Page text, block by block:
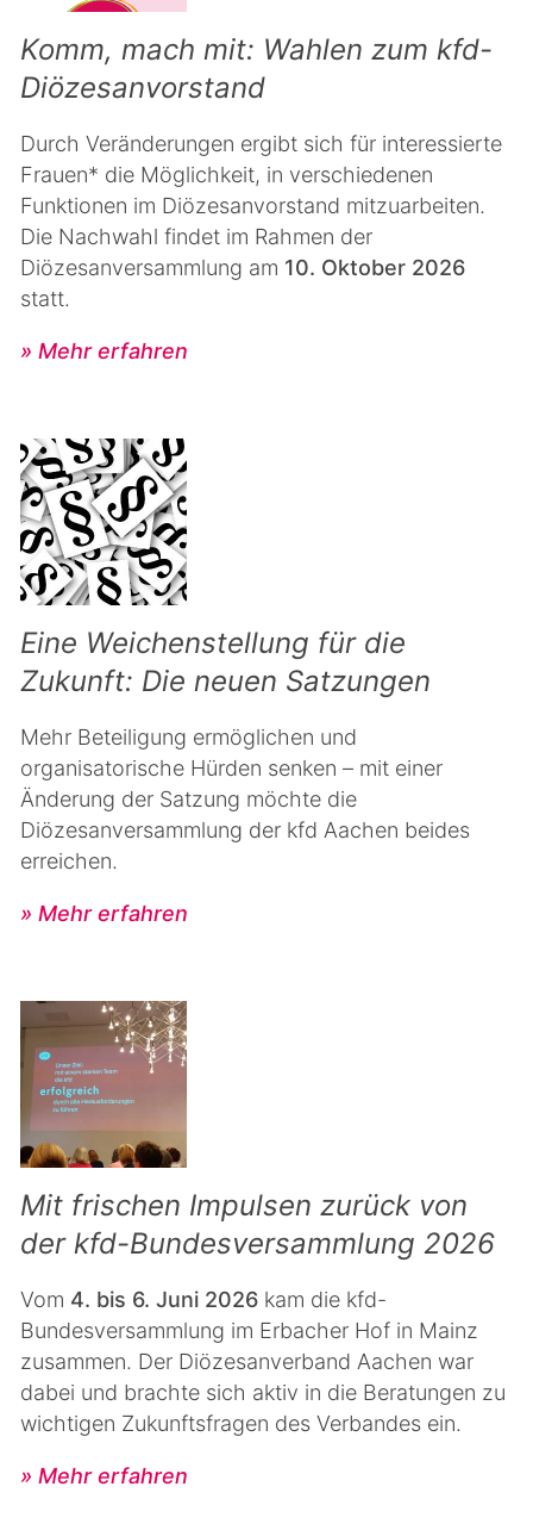
Komm, mach mit: Wahlen zum kfd-
Diözesanvorstand
Durch Veränderungen ergibt sich für interessierte
Frauen* die Möglichkeit, in verschiedenen
Funktionen im Diözesanvorstand mitzuarbeiten.
Die Nachwahl findet im Rahmen der
Diözesanversammlung am 10. Oktober 2026
statt.
» Mehr erfahren
Eine Weichenstellung für die
Zukunft: Die neuen Satzungen
Mehr Beteiligung ermöglichen und
organisatorische Hürden senken – mit einer
Änderung der Satzung möchte die
Diözesanversammlung der kfd Aachen beides
erreichen.
» Mehr erfahren
Mit frischen Impulsen zurück von
der kfd-Bundesversammlung 2026
Vom 4. bis 6. Juni 2026 kam die kfd-
Bundesversammlung im Erbacher Hof in Mainz
zusammen. Der Diözesanverband Aachen war
dabei und brachte sich aktiv in die Beratungen zu
wichtigen Zukunftsfragen des Verbandes ein.
» Mehr erfahren